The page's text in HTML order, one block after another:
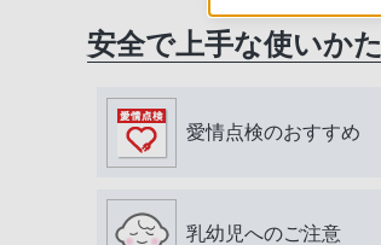
安全で上手な使いかた
愛情点検のおすすめ
乳幼児へのご注意